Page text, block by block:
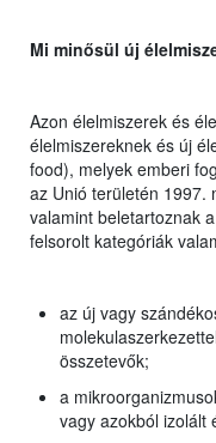
Mi minősül új
Azon élelmiszerek és
élelmiszereknek és új
food), melyek emberi
az Unió területén 1997.
valamint beletartoznak
felsorolt kategóriák
az új vagy
összetevők;
a
vagy azokból izolált